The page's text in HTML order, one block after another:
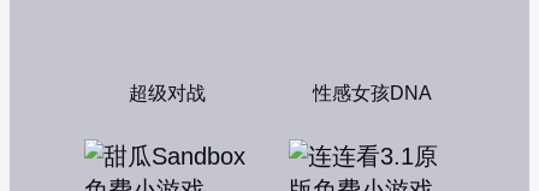
超级对战 性感女孩DNA